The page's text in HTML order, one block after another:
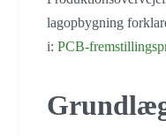
lagopbygning
i: PCB-